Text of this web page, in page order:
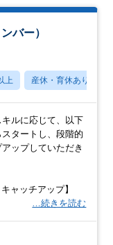
バー）
上 産休・育休あり
ルに応じて、以下
タートし、段階的
ップしていただき
ャッチアップ】
…続きを読む